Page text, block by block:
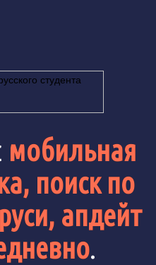
мобильная
поиск по
апдейт
.